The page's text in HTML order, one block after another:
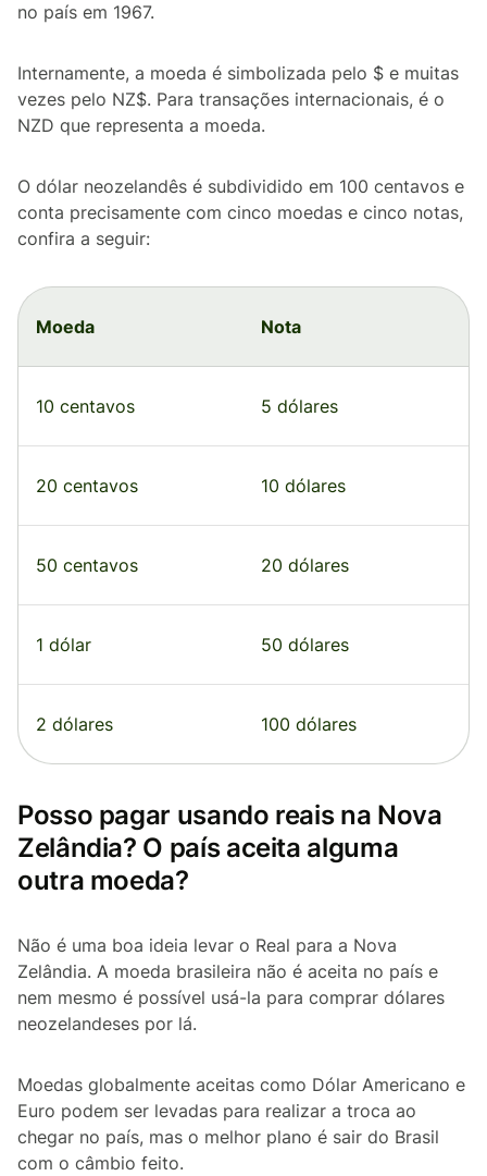
no país em 1967.
Internamente, a moeda é simbolizada pelo $ e muitas
vezes pelo NZ$. Para transações internacionais, é o
NZD que representa a moeda.
O dólar neozelandês é subdividido em 100 centavos e
conta precisamente com cinco moedas e cinco notas,
confira a seguir:
Moeda Nota
10 centavos 5 dólares
20 centavos 10 dólares
50 centavos 20 dólares
1 dólar 50 dólares
2 dólares 100 dólares
Posso pagar usando reais na Nova
Zelândia? O país aceita alguma
outra moeda?
Não é uma boa ideia levar o Real para a Nova
Zelândia. A moeda brasileira não é aceita no país e
nem mesmo é possível usá-la para comprar dólares
neozelandeses por lá.
Moedas globalmente aceitas como Dólar Americano e
Euro podem ser levadas para realizar a troca ao
chegar no país, mas o melhor plano é sair do Brasil
com o câmbio feito.